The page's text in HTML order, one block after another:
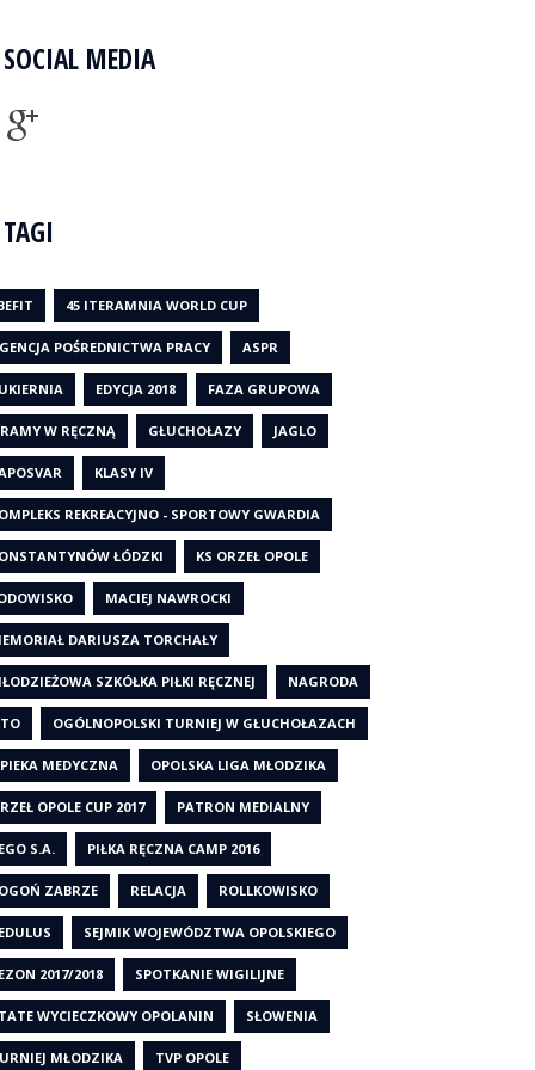
SOCIAL MEDIA
TAGI
45 ITERAMNIA WORLD CUP
POŚREDNICTWA PRACY ASPR
EDYCJA 2018 FAZA GRUPOWA
W RĘCZNĄ GŁUCHOŁAZY JAGLO
KLASY IV
REKREACYJNO - SPORTOWY GWARDIA
ŁÓDZKI KS ORZEŁ OPOLE
MACIEJ NAWROCKI
DARIUSZA TORCHAŁY
SZKÓŁKA PIŁKI RĘCZNEJ NAGRODA
OGÓLNOPOLSKI TURNIEJ W GŁUCHOŁAZACH
MEDYCZNA OPOLSKA LIGA MŁODZIKA
OPOLE CUP 2017 PATRON MEDIALNY
S.A. PIŁKA RĘCZNA CAMP 2016
ZABRZE RELACJA ROLLKOWISKO
SEJMIK WOJEWÓDZTWA OPOLSKIEGO
2017/2018 SPOTKANIE WIGILIJNE
WYCIECZKOWY OPOLANIN SŁOWENIA
MŁODZIKA TVP OPOLE